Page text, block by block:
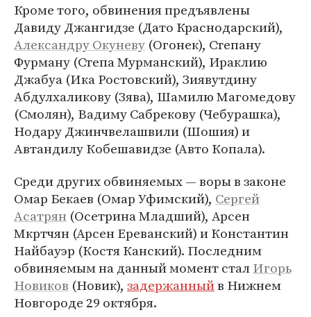
Кроме того, обвинения предъявлены
Давиду Джангидзе (Дато Краснодарский),
Александру Окуневу (Огонек), Степану
Фурману (Степа Мурманский), Ираклию
Джабуа (Ика Ростовский), Зиявутдину
Абдулхаликову (Зява), Шамилю Магомедову
(Смолян), Вадиму Сабрекову (Чебурашка),
Нодару Джинчвелашвили (Шошия) и
Автандилу Кобешавидзе (Авто Копала).
Среди других обвиняемых — воры в законе
Омар Бекаев (Омар Уфимский), Сергей
Асатрян (Осетрина Младший), Арсен
Мкртчян (Арсен Ереванский) и Константин
Найбауэр (Костя Канский). Последним
обвиняемым на данный момент сталИгорь
Новиков (Новик), задержанныйв Нижнем
Новгороде 29 октября.